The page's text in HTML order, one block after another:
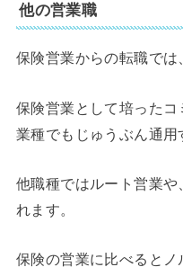
他の営業職
保険営業からの転職では
保険営業として培った
業種でもじゅうぶん通用
他職種ではルート営業
れます。
保険の営業に比べると